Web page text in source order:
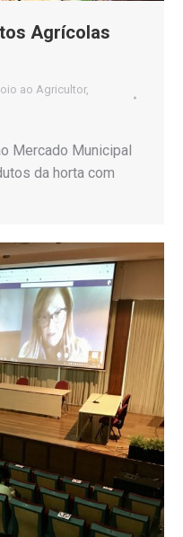
Agrícolas
ao Agricultor,
Mercado Municipal
da horta com